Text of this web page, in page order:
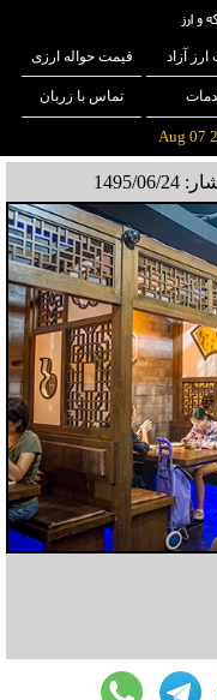
آزاد قیمت حواله ارزی
تماس با زربان
06/24